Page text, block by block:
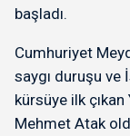
başladı.
Cumhuriyet
saygı duruşu ve
kürsüye ilk çıkan
Mehmet Atak